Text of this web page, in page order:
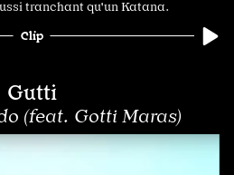
tranchant qu'un Katana.
Clip
Gutti
(feat. Gotti Maras)